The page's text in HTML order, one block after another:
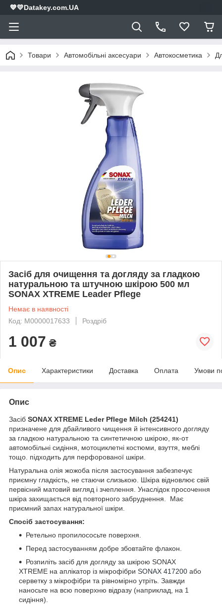
💙💛Datakey.com.UA
Товари Автомобільні аксесуари Автокосметика
Засіб для очищення та догляду за гладкою
натуральною та штучною шкірою 500 мл
SONAX XTREME Leader Pflege
Немає в наявності
Код: М0000017633
Роздріб
1 007 ₴
Опис Характеристики Доставка Оплата Умови
Опис
Засіб SONAX XTREME Leder Pflege Milch (254241)
призначене для дбайливого чищення й інтенсивного догляду
за гладкою натуральною та синтетичною шкірою, як-от
автомобільні сидіння, мотоциклетні костюми, взуття, меблі
тощо. підходить для перфорованої шкіри.
Натуральна олія жожоба після застосування забезпечує
приємну гладкість, не стаючи слизькою. Шкіра відновлює свій
первісний матовий вигляд і зчеплення. Унаслідок просочення
шкіра захищається від повторного забруднення. Має
приємний запах натуральної шкіри.
Спосіб застосування:
Ретельно пропилососьте поверхня.
Перед застосуванням добре збовтайте флакон.
Розпиліть засіб для догляду за шкірою SONAX
XTREME на аплікатор із мікрофібри SONAX 417200 або
серветку з мікрофібри та рівномірно утріть. Завжди
наносьте на всю поверхню відразу (наприклад, на 1
сидіння).